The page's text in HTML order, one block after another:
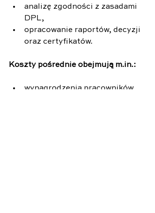
analizę zgodności z zasadami
DPL,
opracowanie raportów, decyzji
oraz certyfikatów.
Koszty pośrednie obejmują m.in.:
wynagrodzenia pracowników,